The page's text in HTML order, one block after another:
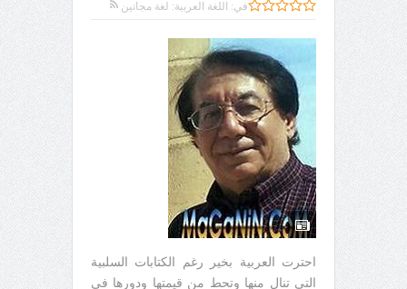
في: اللغة العربية: لغة مجانين
احترت العربية بخير رغم الكتابات السلبية
التي تنال منها وتحط من قيمتها ودورها في